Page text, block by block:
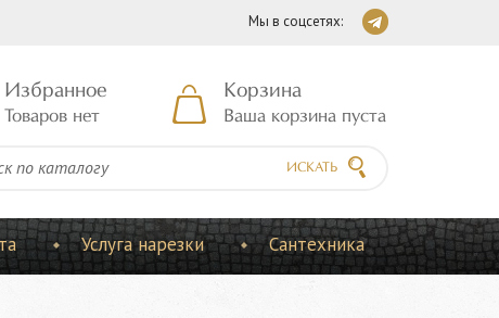
Мы в соцсетях:
Избранное
Товаров нет
Корзина
Ваша корзина пуста
ИСКАТЬ
Услуга нарезки Сантехника